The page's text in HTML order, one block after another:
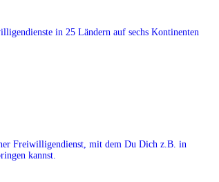
in 25 Ländern auf sechs Kontinenten
Freiwilligendienst, mit dem Du Dich z.B. in
kannst.